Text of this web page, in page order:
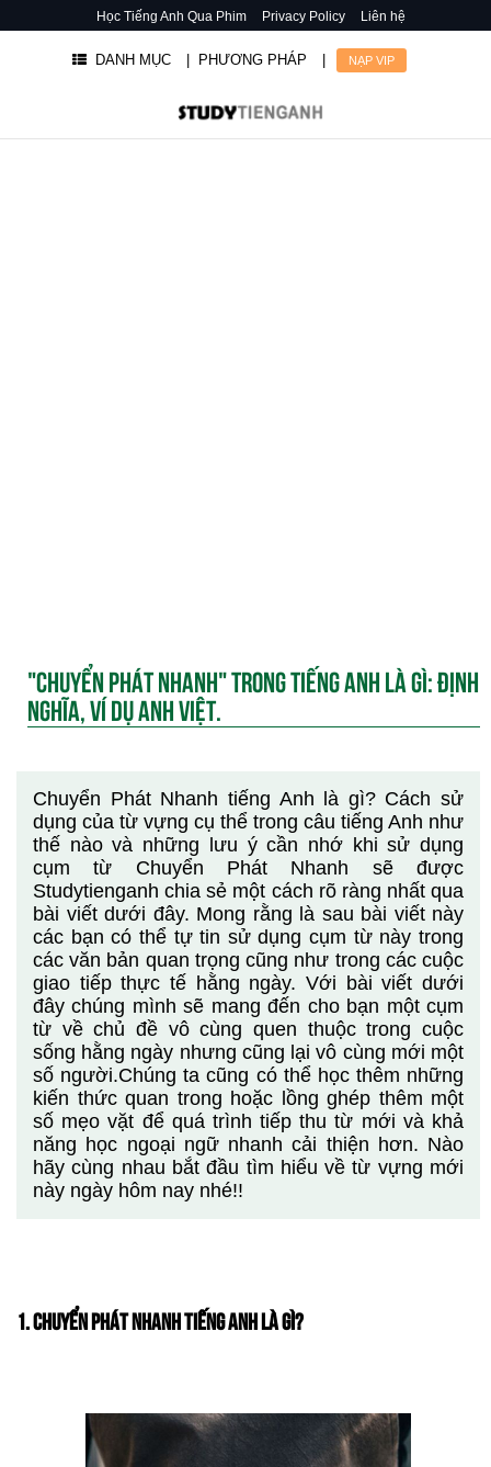
Học Tiếng Anh Qua Phim Privacy Policy Liên hệ
DANH MỤC | PHƯƠNG PHÁP NẠP VIP
"CHUYỂN PHÁT NHANH" TRONG TIẾNG ANH LÀ GÌ: ĐỊNH
NGHĨA, VÍ DỤ ANH VIỆT.
Chuyển Phát Nhanh tiếng Anh là gì? Cách sử
dụng của từ vựng cụ thể trong câu tiếng Anh như
thế nào và những lưu ý cần nhớ khi sử dụng
cụm từ Chuyển Phát Nhanh sẽ được
Studytienganh chia sẻ một cách rõ ràng nhất qua
bài viết dưới đây. Mong rằng là sau bài viết này
các bạn có thể tự tin sử dụng cụm từ này trong
các văn bản quan trọng cũng như trong các cuộc
giao tiếp thực tế hằng ngày. Với bài viết dưới
đây chúng mình sẽ mang đến cho bạn một cụm
từ về chủ đề vô cùng quen thuộc trong cuộc
sống hằng ngày nhưng cũng lại vô cùng mới một
số người.Chúng ta cũng có thể học thêm những
kiến thức quan trong hoặc lồng ghép thêm một
số mẹo vặt để quá trình tiếp thu từ mới và khả
năng học ngoại ngữ nhanh cải thiện hơn. Nào
hãy cùng nhau bắt đầu tìm hiểu về từ vựng mới
này ngày hôm nay nhé!!
1. CHUYỂN PHÁT NHANH TIẾNG ANH LÀ GÌ?